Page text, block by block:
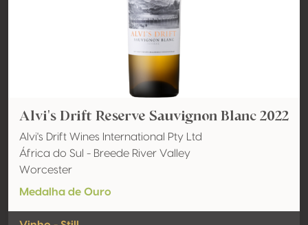
Alvi's Drift Reserve Sauvignon Blanc 2022
Alvi's Drift Wines International Pty Ltd
África do Sul - Breede River Valley
Worcester
Medalha de Ouro